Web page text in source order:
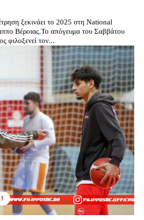
ξεκινάει το 2025 στη National
Βέροιας.Το απόγευμα του Σαββάτου
φιλοξενεί τον...